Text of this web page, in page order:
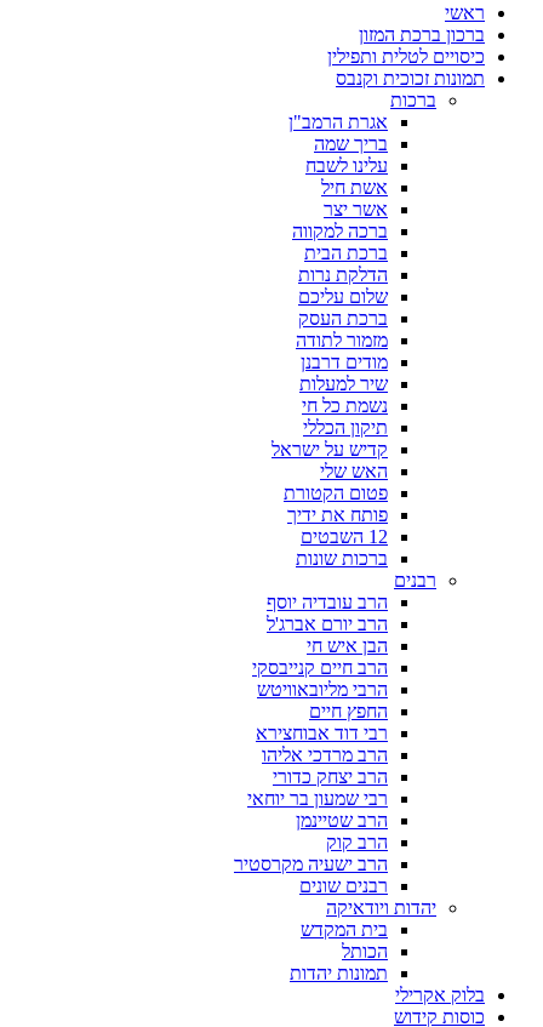
ראשי
ברכון ברכת המזון
כיסויים לטלית ותפילין
תמונות זכוכית וקנבס
ברכות
אגרת הרמב"ן
בריך שמה
עלינו לשבח
אשת חיל
אשר יצר
ברכה למקווה
ברכת הבית
הדלקת נרות
שלום עליכם
ברכת העסק
מזמור לתודה
מודים דרבנן
שיר למעלות
נשמת כל חי
תיקון הכללי
קדיש על ישראל
האש שלי
פטום הקטורת
פותח את ידיך
12 השבטים
ברכות שונות
רבנים
הרב עובדיה יוסף
הרב יורם אברג'ל
הבן איש חי
הרב חיים קנייבסקי
הרבי מליובאוויטש
החפץ חיים
רבי דוד אבוחצירא
הרב מרדכי אליהו
הרב יצחק כדורי
רבי שמעון בר יוחאי
הרב שטיינמן
הרב קוק
הרב ישעיה מקרסטיר
רבנים שונים
יהדות ויודאיקה
בית המקדש
הכותל
תמונות יהדות
בלוק אקרילי
כוסות קידוש